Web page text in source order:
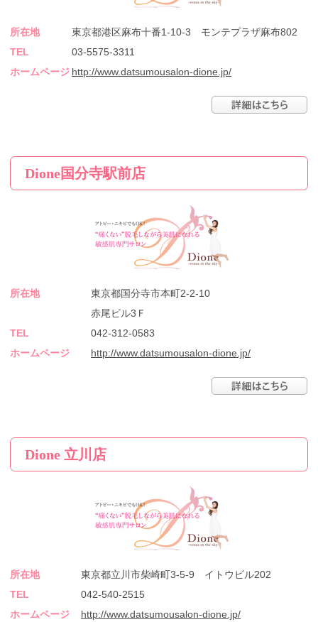
所在地
東京都港区麻布十番1-10-3 モンテプラザ麻布802
TEL
03-5575-3311
ホームページ http://www.datsumousalon-dione.jp/
Dione国分寺駅前店
所在地
東京都国分寺市本町2-2-10
赤尾ビル3Ｆ
TEL
042-312-0583
ホームページ
http://www.datsumousalon-dione.jp/
Dione 立川店
所在地
東京都立川市柴崎町3-5-9 イトウビル202
TEL
042-540-2515
ホームページ
http://www.datsumousalon-dione.jp/